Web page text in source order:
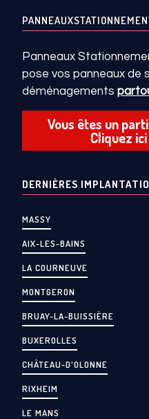
Panneaux
pose vos panneaux de
déménagements
Vous êtes un
Cliquez ici
DERNIÈRES
MASSY
AIX-LES-BAINS
LA COURNEUVE
MONTGERON
BRUAY-LA-BUISSIÈRE
BUXEROLLES
CHÂTEAU-D'OLONNE
RIXHEIM
LE MANS